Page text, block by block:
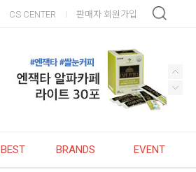
CS CENTER 판매자 회원가입
BEST BRANDS EVENT